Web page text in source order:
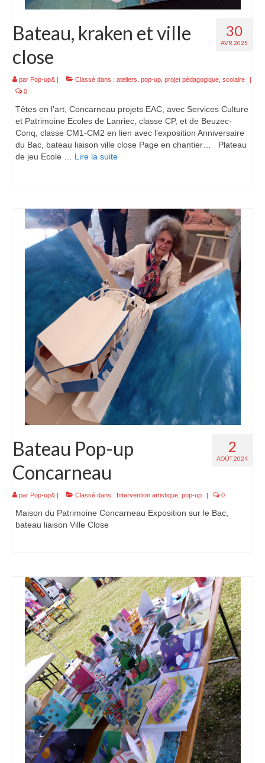
30
AVR 2025
Bateau, kraken et ville
close
par Pop-up& | Classé dans : ateliers pop-up projet pédagogique scolaire
|
0
Têtes en l’art, Concarneau projets EAC, avec Services Culture
et Patrimoine Ecoles de Lanriec, classe CP, et de Beuzec-
Conq, classe CM1-CM2 en lien avec l’exposition Anniversaire
du Bac, bateau liaison ville close Page en chantier… Plateau
de jeu Ecole … Lire la suite­­
2
AOÛT 2024
Bateau Pop-up
Concarneau
par Pop-up& | Classé dans : Intervention artistique pop-up | 0
Maison du Patrimoine Concarneau Exposition sur le Bac,
bateau liaison Ville Close